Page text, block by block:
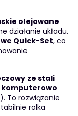
olejowane
działanie układu.
Quick-Set, co
ze stali
komputerowo
To rozwiązanie
rolka